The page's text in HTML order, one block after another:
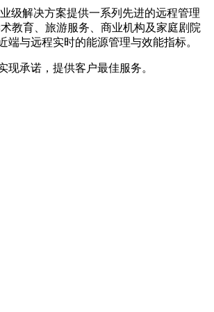
级解决方案提供一系列先进的远程管理
教育、旅游服务、商业机构及家庭剧院
与远程实时的能源管理与效能指标。
承诺，提供客户最佳服务。